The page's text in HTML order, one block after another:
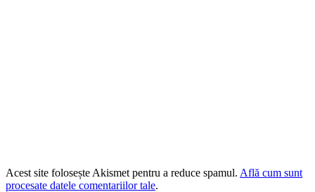
Acest site folosește Akismet pentru a reduce spamul. Află cum sunt
procesate datele comentariilor tale.